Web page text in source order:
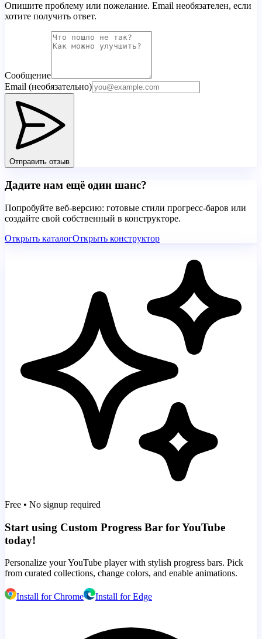
Опишите проблему или пожелание. Email необязателен, если
хотите получить ответ.
Сообщение
Email (необязательно)
Отправить отзыв
Дадите нам ещё один шанс?
Попробуйте веб-версию: готовые стили прогресс-баров или
создайте свой собственный в конструкторе.
Открыть каталогОткрыть конструктор
Free • No signup required
Start using Custom Progress Bar for YouTube
today!
Personalize your YouTube player with stylish progress bars. Pick
from curated collections, change colors, and enable animations.
Install for Chrome Install for Edge